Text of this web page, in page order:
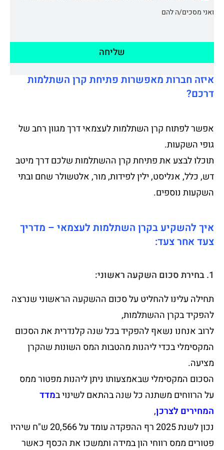
ואני מסכים/ה להם
שליחה
איזה חברות מאפשרות פתיחת קרן השתלמות
דרכם?
אפשר לפתוח קרן השתלמות לעצמאי דרך מגוון רחב של
גופי השקעות.
תוכלו לבצע את פתיחת קרן ההשתלמות שלכם דרך מיטב
דש, כלל, אנליסט, ילין לפידות, מור, אלטשולר שחם ובתי
השקעות נוספים.
איך להשקיע בקרן השתלמות לעצמאי – מדריך
צעד אחר צעד:
1. בחירת סכום השקעה ראשוני:
תחילה עלינו להחליט על סכום ההשקעה הראשוני שנרצה
להפקיד בקרן ההשתלמות,
לרוב אנחנו נשאף להפקיד בכל שנה קלנדרית את הסכום
המקסימלי בכדי ליהנות מהטבות המס השונות שהקרן
מציעה.
הסכום המקסימלי שבאמצעותו ניתן ליהנות מפטור ממס
על הרווחים משתנה כל שנה בהתאם לשינוי במדד
המחירים לצרכן,
נכון לשנת 2025 רף ההפקדה עומד על 20,566 ש"ח שיהיו
פטורים ממס רווחי הון במידה ותמשכו את הכסף כאשר